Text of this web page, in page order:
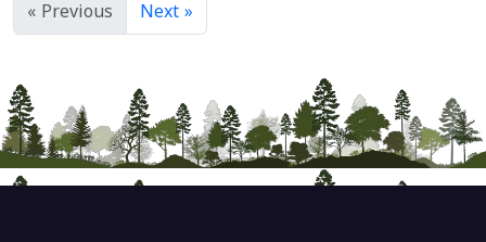
« Previous Next »